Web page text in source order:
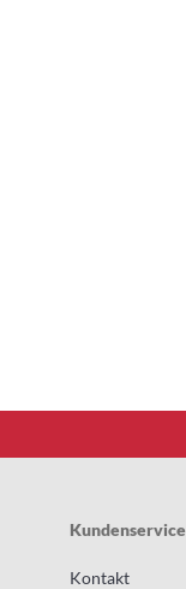
Kundenservice
Kontakt